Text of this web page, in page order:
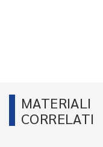
MATERIALI
CORRELATI